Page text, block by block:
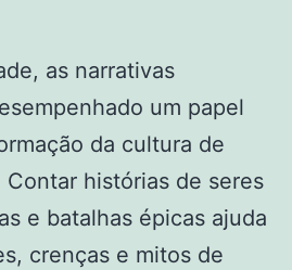
as narrativas
um papel
da cultura de
histórias de seres
e batalhas épicas ajuda
crenças e mitos de